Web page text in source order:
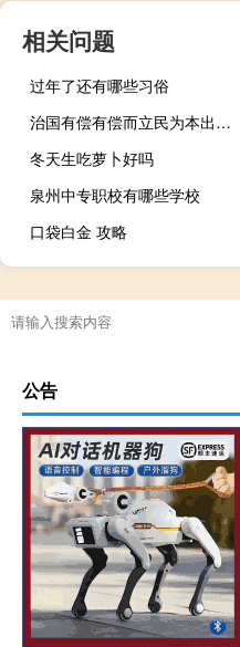
相关问题
过年了还有哪些习俗
治国有偿有偿而立民为本出自哪里
冬天生吃萝卜好吗
泉州中专职校有哪些学校
口袋白金 攻略
公告